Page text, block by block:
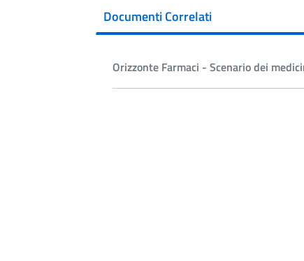
Documenti Correlati
Orizzonte Farmaci - Scenario dei